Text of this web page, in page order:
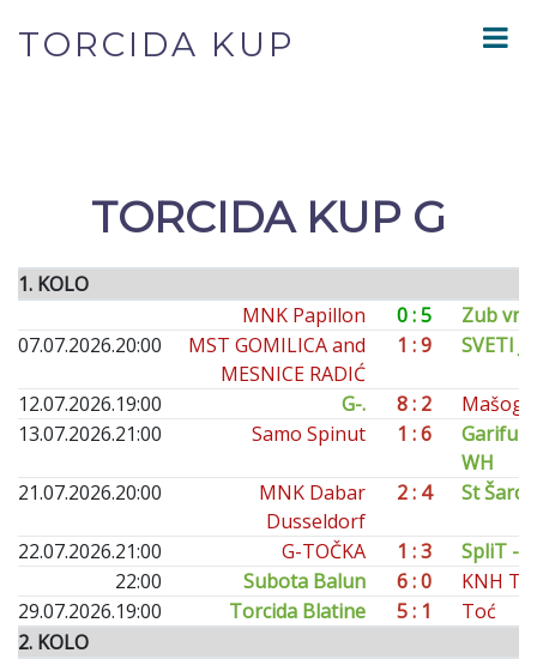
TORCIDA KUP
TORCIDA KUP G
1. KOLO
MNK Papillon
0 : 5
Zub
07.07.2026.20:00
MST GOMILICA and
MESNICE RADIĆ
1 : 9 SVETI
12.07.2026.19:00 G-. 8 : 2
13.07.2026.21:00 Samo Spinut 1 : 6
Gariful/
WH
21.07.2026.20:00
MNK Dabar
Dusseldorf
2 : 4 St Šarci
22.07.2026.21:00 G-TOČKA 1 : 3
SpliT - 3
22:00
Subota Balun 6 : 0
KNH
29.07.2026.19:00 Torcida Blatine 5 : 1
Toć
2. KOLO